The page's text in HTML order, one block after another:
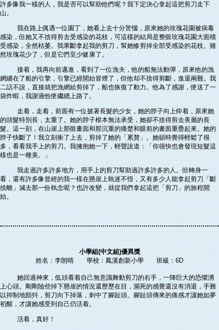
許多像我一樣的人，我是否可以幫助他們呢？我下定決心拿起這把剪刀走下
山。
我在路上偶遇一位園丁，她看上去十分苦惱，原來她的玫瑰花園被病毒
感染，但她又不捨得剪去受感染的花枝，可這樣的結局是整個玫瑰花園大面積
受感染，全然枯萎。我果斷拿起我的剪刀，幫她修剪掉全部受感染的花枝。雖
然玫瑰花少了，但是它們至少健康了。
接着，我再向前邁進，看到了一位漁夫，他的船無法動彈，原來他的漁
網纏在了船的引擎，引擎已經開始冒煙了，但他却不捨得剪斷，進退兩難。我
二話不說，直接就把漁網給剪掉了，船也恢復了動力。他為了感謝，便送了一
袋炸蝦，我謝過他便繼續上路了。
走着，走着，前面有一位披著長髮的少女，她的脖子向上仰着，原來她
的頭髮特別長，太重了。她的脖子根本無法承受，她卻不捨得剪去美麗的長
髮。這一刻，在山崖上那個畫面和那沉重的痛楚和眼前的畫面重疊起來。她的
脖子快斷了！我立刻衝了上去，剪掉了她的「累贅」。她頓時覺得輕鬆了很
多，看看我手上的剪刀。我擁抱她一下，輕聲說道：「你很快也會發現短髮這
樣也是一種美。」
我走過許多許多地方，用手上的剪刀幫助過許多許多的人。但轉身一
看，還有許多像曾經的我一樣在懸崖上執迷不悟，又有多少人能拿起剪刀「斷
捨離」減去那一份執念呢？也許改變，就從我們拿起這把「剪刀」的旅程開
始。
小學組(中文組)優異獎
姓名：李朗晴 學校：鳳溪創新小學 班級：6D
她回過神來，低頭看着自己無意識舞動剪刀的右手，一陣巨大的恐懼湧
上心頭。剛剛險些掉下懸崖的情況還歷歷在目，瀕死的感覺還沒有消退，手難
以抑制地顫抖，剪刀向下掉落，刺中了腳趾頭。腳趾頭傳來的痛感才讓她如夢
初醒，才讓她感受到自己仍活着。
活着，真好！